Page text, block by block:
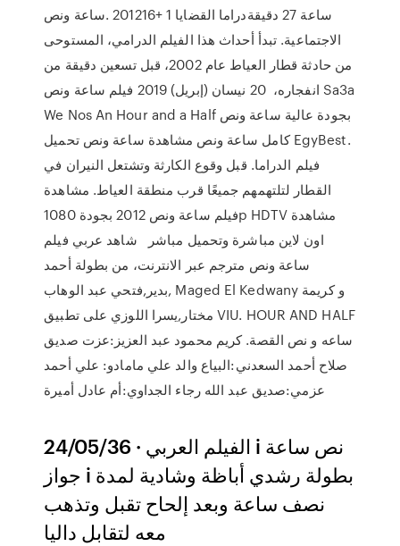
الاجتماعية. تبدأ أحداث هذا الفيلم الدرامي، المستوحى
من حادثة قطار العياط عام 2002، قبل تسعين دقيقة من
انفجاره، 20 نيسان (إبريل) 2019 فيلم ساعة ونص Sa3a
We Nos An Hour and a Half بجودة عالية ساعة ونص
كامل ساعة ونص مشاهدة ساعة ونص تحميل EgyBest.
فيلم الدراما. قبل وقوع الكارثة وتشتعل النيران في
القطار لتلتهمهم جميعًا قرب منطقة العياط. مشاهدة
فيلم ساعة ونص 2012 بجودة 1080p HDTV مشاهدة
اون لاين مباشرة وتحميل مباشر شاهد عربي فيلم
ساعة ونص مترجم عبر الانترنت، من بطولة أحمد
بدير,فتحي عبد الوهاب, Maged El Kedwany و كريمة
مختار,يسرا اللوزي على تطبيق VIU. HOUR AND HALF
ساعه و نص القصة. كريم محمود عبد العزيز:عزت صديق
صلاح أحمد السعدني:البياع والد علي مامادو: علي أحمد
24/05/36 · الفيلم العربي i نص ساعة
جواز i بطولة رشدي أباظة وشادية لمدة
نصف ساعة وبعد إلحاح تقبل وتذهب
معه لتقابل داليا